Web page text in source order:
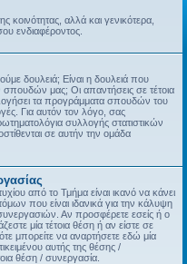
κοινότητας, αλλά και γενικότερα,
ενδιαφέροντος.
δουλειά; Είναι η δουλειά που
σπουδών μας; Οι απαντήσεις σε τέτοια
τα προγράμματα σπουδών του
Για αυτόν τον λόγο, σας
συλλογής στατιστικών
σε αυτήν την ομάδα
από το Τμήμα είναι ικανό να κάνει
που είναι ιδανικά για την κάλυψη
Αν προσφέρετε εσείς ή ο
μία τέτοια θέση ή αν είστε σε
μπορείτε να αναρτήσετε εδώ μία
αυτής της θέσης /
θέση / συνεργασία.